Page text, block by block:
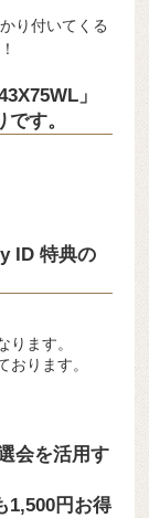
り付いてくる
」
す。
ID 特典の
ます。
ります。
会を活用す
1,500円お得